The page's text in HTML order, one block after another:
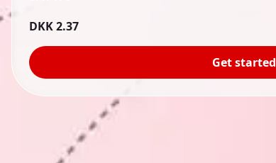
2.37 DKK
Get started